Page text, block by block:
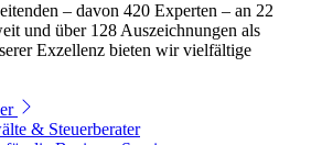
– davon 420 Experten – an 22
und über 128 Auszeichnungen als
Exzellenz bieten wir vielfältige
& Steuerberater